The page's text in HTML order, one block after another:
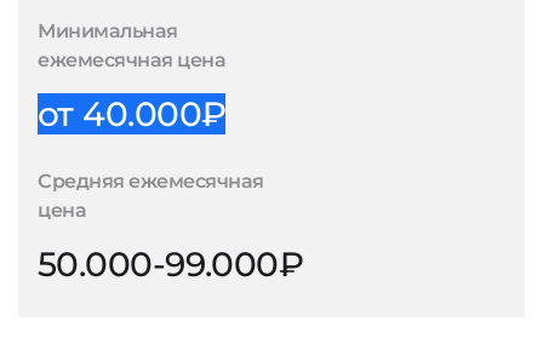
Минимальная
ежемесячная цена
от 40.000₽
Средняя ежемесячная
цена
50.000-99.000₽